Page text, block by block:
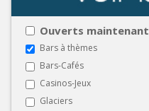
Ouverts maintenant
Bars à thèmes
Bars-Cafés
Casinos-Jeux
Glaciers